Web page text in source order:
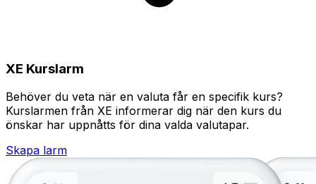
XE Kurslarm
Behöver du veta när en valuta får en specifik kurs?
Kurslarmen från XE informerar dig när den kurs du
önskar har uppnåtts för dina valda valutapar.
Skapa larm